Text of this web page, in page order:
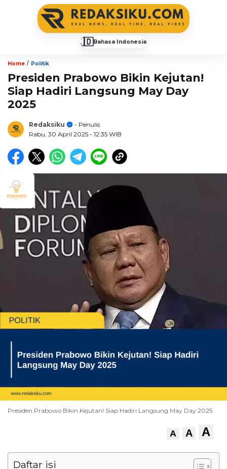
🇮🇩Bahasa Indonesia
Home / Politik
Presiden Prabowo Bikin Kejutan!
Siap Hadiri Langsung May Day
2025
Redaksiku
- Penulis
Rabu, 30 April 2025 - 12:35 WIB
Presiden Prabowo Bikin Kejutan! Siap Hadiri Langsung May Day 2025
A A A
Daftar isi